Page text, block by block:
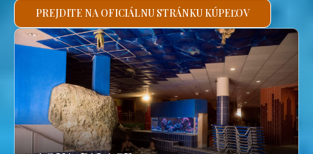
PREJDITE NA OFICIÁLNU STRÁNKU KÚPEĽOV